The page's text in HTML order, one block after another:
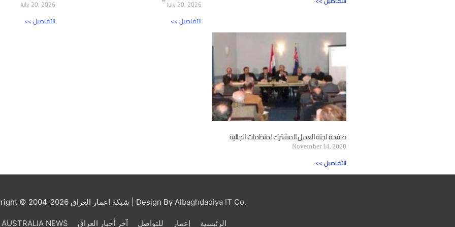
July 20, 2026
<< التفاصيل
July 20, 2026
<< التفاصيل
صفحة لجنة العمل المشترك لمنظمات الجالية
November 14, 2020
<< التفاصيل
© 2004-2026 شبكة اعمار العراق | Design By Albaghdadiya IT Co.
AUSTRALIA NEWS آخر أخبار العراق للتواصل إعمار الرئيسية